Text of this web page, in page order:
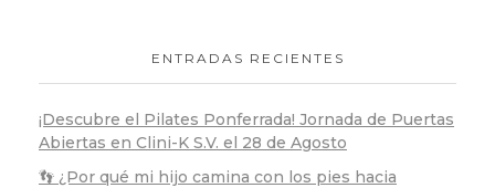
ENTRADAS RECIENTES
¡Descubre el Pilates Ponferrada! Jornada de Puertas
Abiertas en Clini-K S.V. el 28 de Agosto
👣 ¿Por qué mi hijo camina con los pies hacia